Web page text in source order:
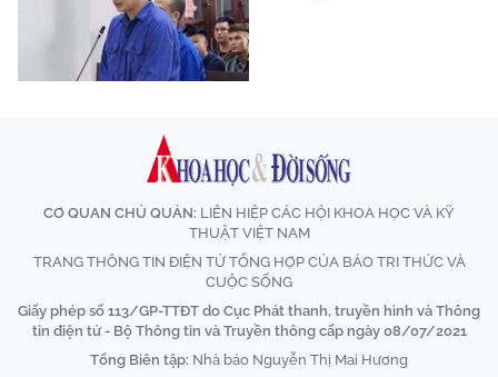
CƠ QUAN CHỦ QUẢN: LIÊN HIỆP CÁC HỘI KHOA HỌC VÀ KỸ
THUẬT VIỆT NAM
TRANG THÔNG TIN ĐIỆN TỬ TỔNG HỢP CỦA BÁO TRI THỨC VÀ
CUỘC SỐNG
Giấy phép số 113/GP-TTĐT do Cục Phát thanh, truyền hình và Thông
tin điện tử - Bộ Thông tin và Truyền thông cấp ngày 08/07/2021
Tổng Biên tập: Nhà báo Nguyễn Thị Mai Hương